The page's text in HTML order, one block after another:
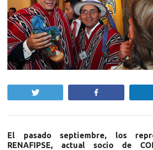
El pasado septiembre, los
RENAFIPSE, actual socio de